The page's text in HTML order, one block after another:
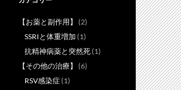
【お薬と副作用】
(2)
SSRIと体重増加 (1)
抗精神病薬と突然死(1)
【その他の治療】
(6)
RSV感染症(1)